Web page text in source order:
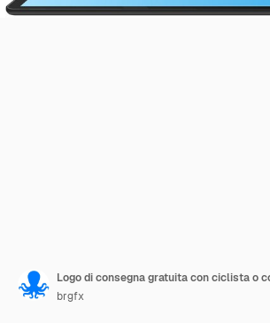
Logo di consegna gratuita con ciclista o
brgfx